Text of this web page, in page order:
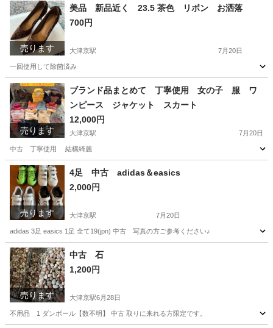
売ります
美品 新品近く 23.5 茶色 リボン お洒落
700円
大津京駅 7月20日
一回使用して除菌済み
滋賀 大津市 大津京駅 靴 茶色
売ります
ブランド品まとめて 丁寧使用 女の子 服 ワ
ンピース ジャケット スカート
12,000円
大津京駅 7月20日
中古 丁寧使用 結構綺麗
滋賀 大津市 大津京駅 キッズ用品
売ります
4足 中古 adidas＆easics
2,000円
大津京駅 7月20日
adidas 3足 easics 1足 全て19(jpn) 中古 写真の方ご参考ください♪
滋賀 大津市 大津京駅
売ります
中古 石
1,200円
大津京駅6月28日
不用品 1 ダンボール【数不明】 中古 取りに来れる方限定です。